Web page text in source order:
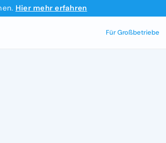
Hier mehr erfahren
Für Großbetriebe